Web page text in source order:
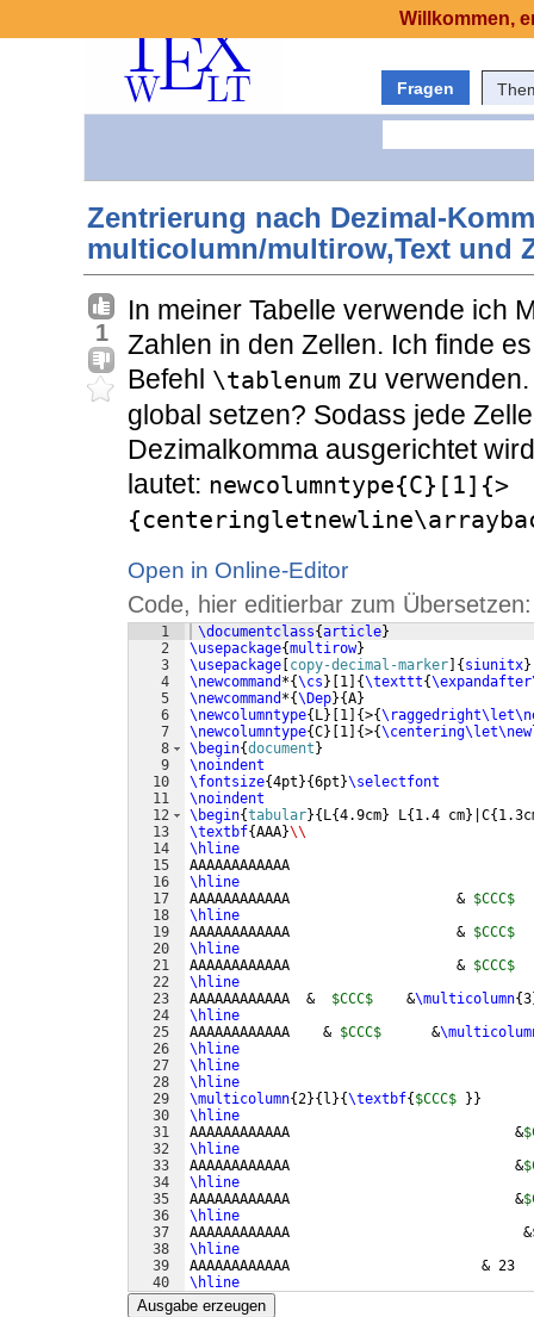
Fragen
Zentrierung nach Dezimal-
multicolumn/multirow,Text und
1
In meiner Tabelle verwende ich
Zahlen in den Zellen. Ich finde
Befehl \tablenum zu
global setzen? Sodass jede
Dezimalkomma ausgerichtet
lautet: newcolumntype{C}[1]{>
Open in Online-Editor
Code, hier editierbar zum Übersetzen:
1
2
3
4
5
6
7
8
9
10
11
12
13
14
15
16
17
18
19
20
21
22
23
24
25
26
27
28
29
30
31
32
33
34
35
36
37
38
39
40
41
\documentclass{article}
\usepackage{multirow}
\usepackage copy-decimal-marker { siunitx}
\newcommand *{\cs } 1 {\texttt{
\newcommand *{\Dep}{A}
\newcolumntype{ L} 1 {>{
\newcolumntype{C} 1 {>{
\begin{document }
\noindent
\fontsize{4pt }{6pt }\selectfont
\noindent
\begin{tabular}{ L{4.9cm} L{ 1.4 cm} |C{
\textbf{AAA}\\
\hline
AAAAAAAAAAAA
\hline
AAAAAAAAAAAA                    & $CCC$
\hline
AAAAAAAAAAAA                    & $CCC$
\hline
AAAAAAAAAAAA                    & $CCC$
\hline
AAAAAAAAAAAA  & $CCC$
    &
\multicolumn{3
\hline
AAAAAAAAAAAA    & $CCC$
      &
\hline
\hline
\hline
\multicolumn{2}{ l }{\textbf{ $CCC$ }}
\hline
AAAAAAAAAAAA                           &
\hline
AAAAAAAAAAAA                           &
\hline
AAAAAAAAAAAA                           &
\hline
AAAAAAAAAAAA                            &
\hline
AAAAAAAAAAAA                       &
\hline
AAAAAAAAAAAA                       &
Ausgabe erzeugen
Willkommen,